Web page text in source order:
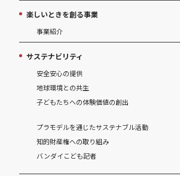
楽しいときを創る事業
事業紹介
サステナビリティ
安全安心の提供
地球環境との共生
子どもたちへの体験価値の創出
プラモデルを通じたサステナブル活動
知的財産権への取り組み
バンダイこども記者